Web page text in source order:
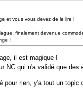
et vous vous devez de le lire !
finalement devenue
!
il est magique !
NC qui n'a validé que
pour rien, y'a tout un topic